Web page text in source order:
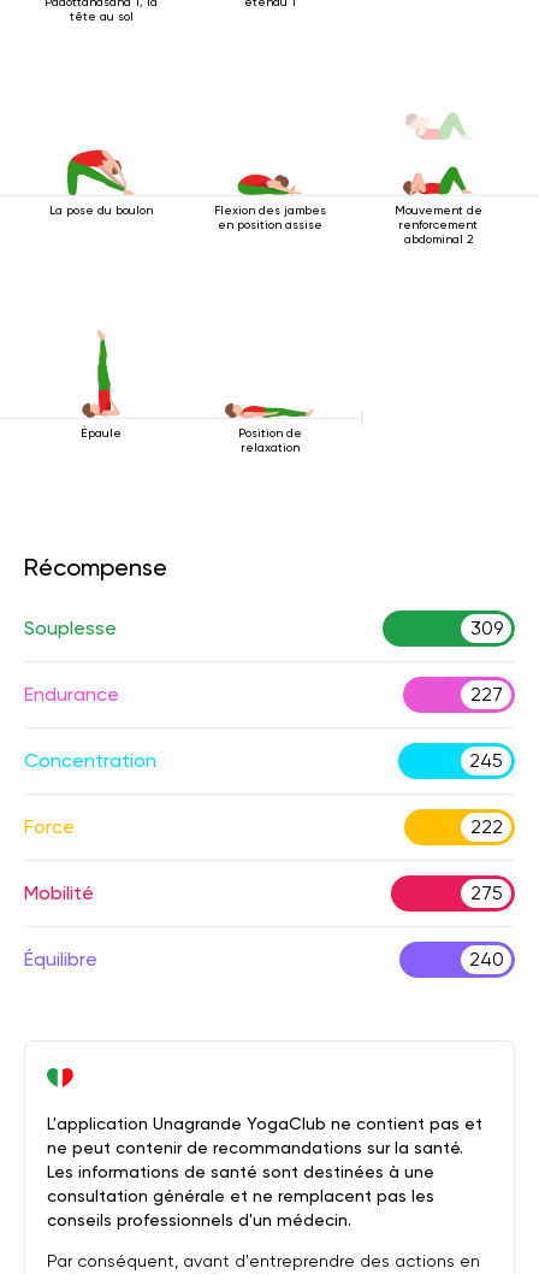
tête au sol
La pose du boulon
Flexion des jambes
en position assise
Mouvement de
renforcement
abdominal 2
Épaule
Position de
relaxation
Récompense
Souplesse 309
Endurance 227
Concentration 245
Force 222
Mobilité 275
Équilibre 240
L'application Unagrande YogaClub ne contient pas et
ne peut contenir de recommandations sur la santé.
Les informations de santé sont destinées à une
consultation générale et ne remplacent pas les
conseils professionnels d'un médecin.
Par conséquent, avant d'entreprendre des actions en